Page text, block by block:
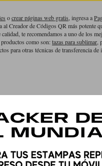
ocrear páginas web gratis, ingresa a
al Creador de Códigos QR más potente
te recomendamos a uno de los
como son:tazas para sublimar
para otras técnicas de transferencia